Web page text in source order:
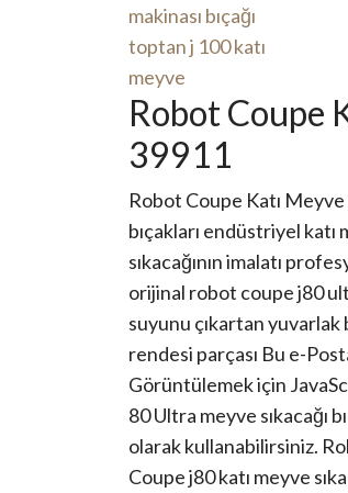
Robot Coupe
39911
Robot Coupe Katı Meyve
bıçakları endüstriyel katı
sıkacağının imalatı
orijinal robot coupe j80
suyunu çıkartan yuvarlak
rendesi parçası Bu e-
Görüntülemek için
80 Ultra meyve sıkacağı
olarak kullanabilirsiniz.
Coupe j80 katı meyve